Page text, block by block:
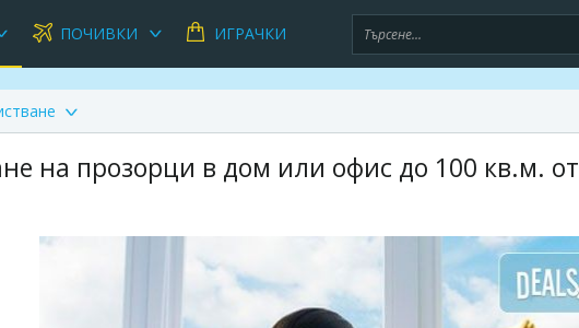
ПОЧИВКИ ИГРАЧКИ
на прозорци в дом или офис до 100 кв.м. от